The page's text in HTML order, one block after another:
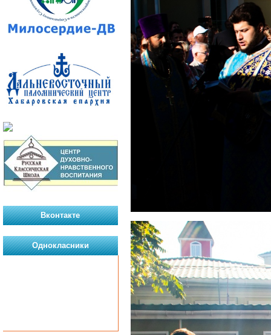
Вконтакте
Однокласники